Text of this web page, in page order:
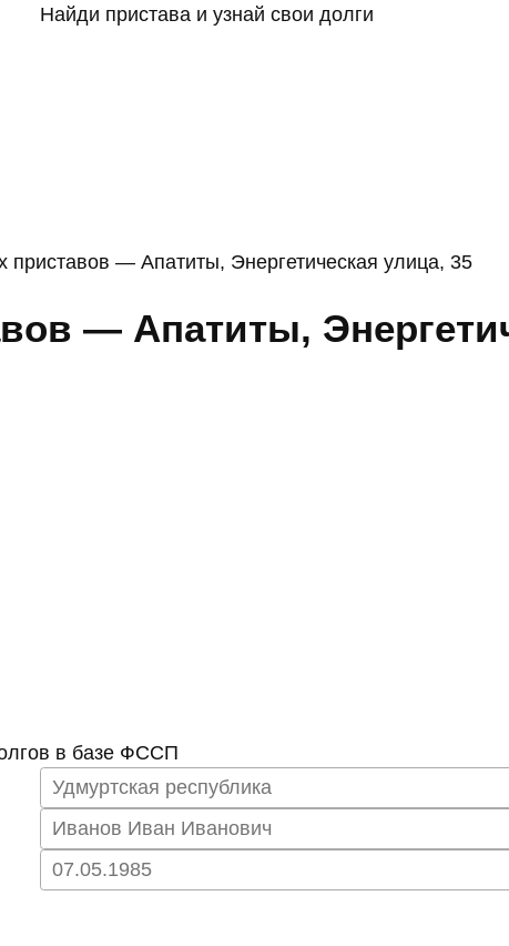
Найди пристава и узнай свои долги
приставов — Апатиты, Энергетическая улица, 35
— Апатиты,
в базе ФССП